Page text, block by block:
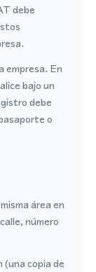
debe
empresa. En
bajo un
debe
o
área en
número
(una copia de